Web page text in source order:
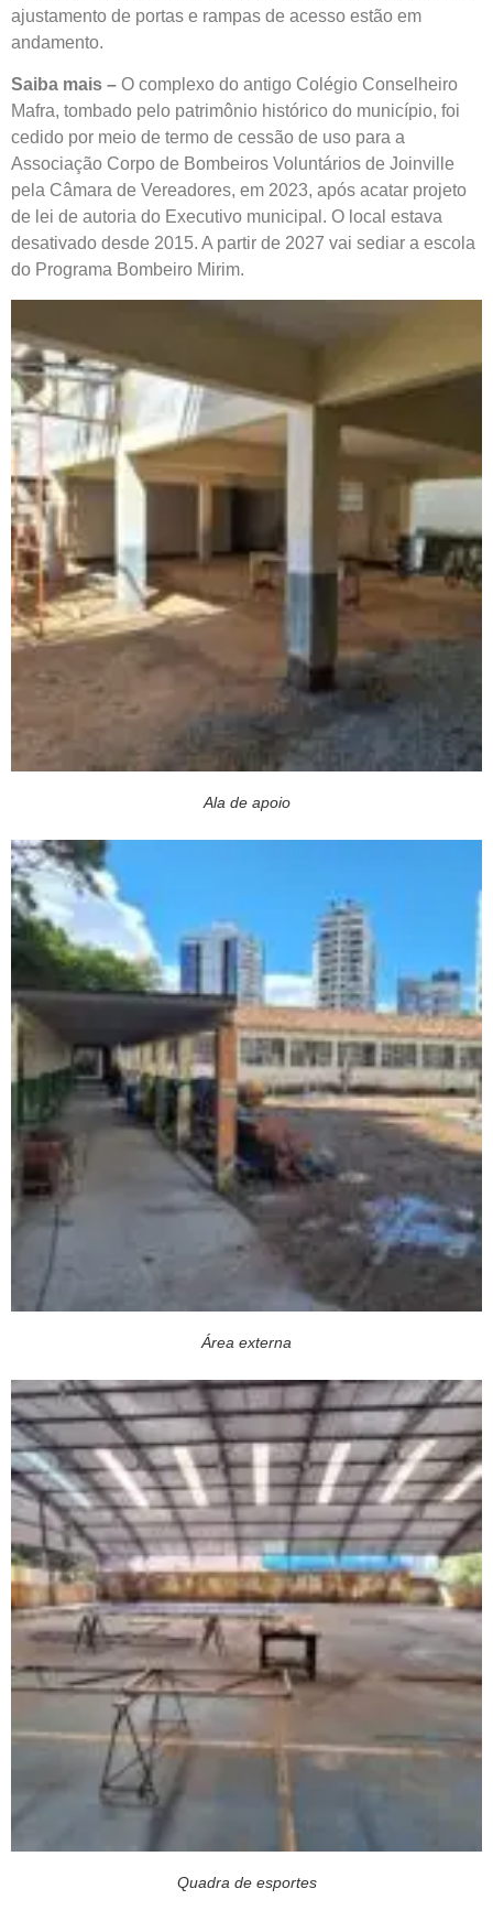
ajustamento de portas e rampas de acesso estão em
andamento.
Saiba mais – O complexo do antigo Colégio Conselheiro
Mafra, tombado pelo patrimônio histórico do município, foi
cedido por meio de termo de cessão de uso para a
Associação Corpo de Bombeiros Voluntários de Joinville
pela Câmara de Vereadores, em 2023, após acatar projeto
de lei de autoria do Executivo municipal. O local estava
desativado desde 2015. A partir de 2027 vai sediar a escola
do Programa Bombeiro Mirim.
Ala de apoio
Área externa
Quadra de esportes